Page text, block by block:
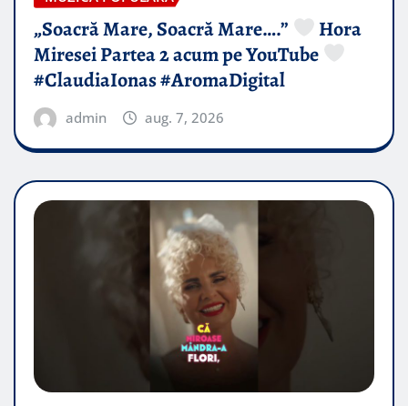
„Soacră Mare, Soacră Mare….”
Hora
Miresei Partea 2 acum pe YouTube
#ClaudiaIonas #AromaDigital
admin aug. 7, 2026